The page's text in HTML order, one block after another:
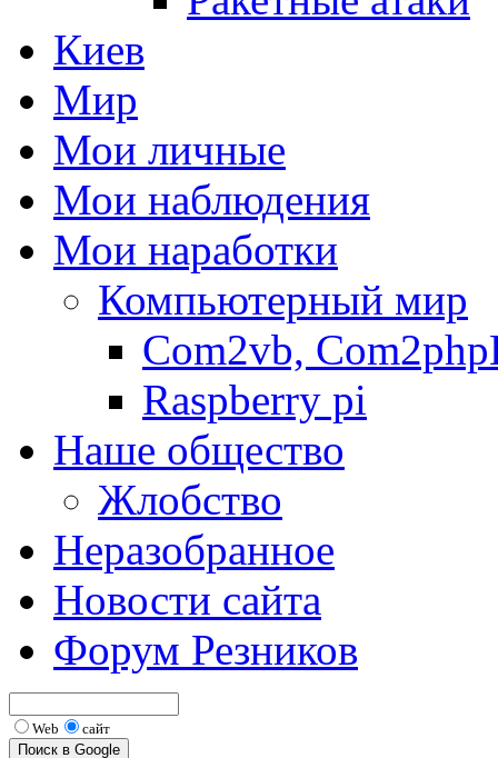
Киев
Мир
Мои личные
Мои наблюдения
Мои наработки
Компьютерный мир
Com2vb,
Raspberry pi
Наше общество
Жлобство
Неразобранное
Новости сайта
Форум Резников
Web сайт